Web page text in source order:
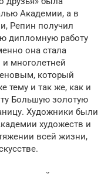
Академии, а в
Репин получил
дипломную работу
она стала
и многолетней
который
тему и так же, как и
Большую золотую
Художники были
художеств и
всей жизни,